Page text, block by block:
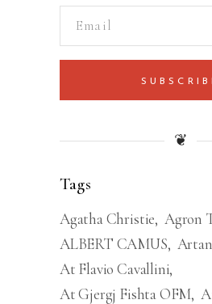
❦
Tags
Agatha Christie Agron
ALBERT CAMUS
At Flavio Cavallini
At Gjergj Fishta OFM